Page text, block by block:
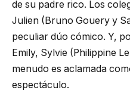
de su padre rico. Los
Julien (Bruno Gouery y
peculiar dúo cómico. Y,
Emily, Sylvie (Philippine
menudo es aclamada
espectáculo.